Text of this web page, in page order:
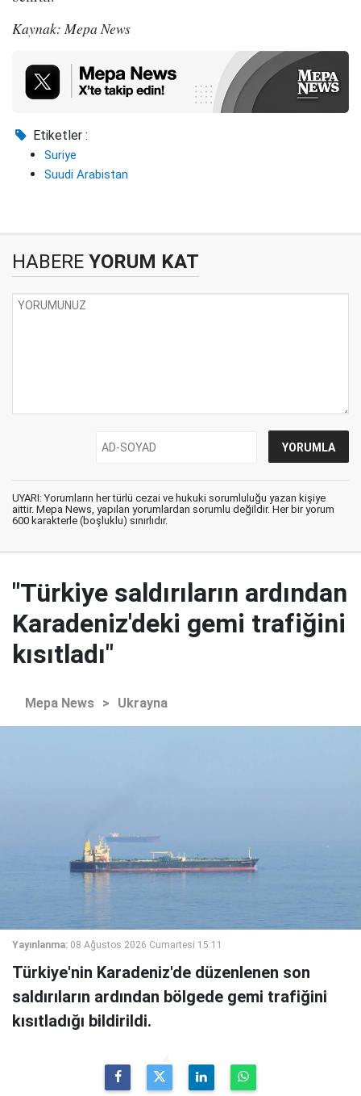
Kaynak: Mepa News
Etiketler :
Suriye
Suudi Arabistan
HABERE YORUM KAT
UYARI: Yorumların her türlü cezai ve hukuki sorumluluğu yazan kişiye
aittir. Mepa News, yapılan yorumlardan sorumlu değildir. Her bir yorum
600 karakterle (boşluklu) sınırlıdır.
"Türkiye saldırıların ardından
Karadeniz'deki gemi trafiğini
kısıtladı"
Mepa News > Ukrayna
Yayınlanma: 08 Ağustos 2026 Cumartesi 15:11
Türkiye'nin Karadeniz'de düzenlenen son
saldırıların ardından bölgede gemi trafiğini
kısıtladığı bildirildi.